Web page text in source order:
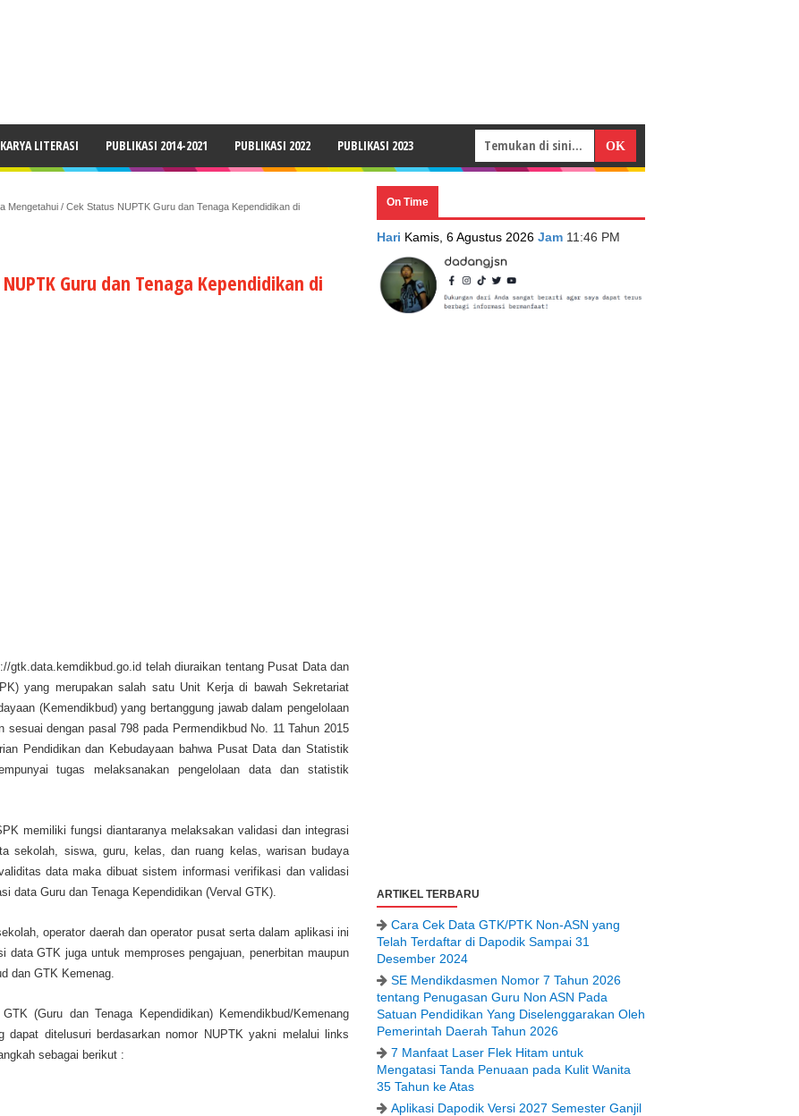
LITERASI PUBLIKASI 2014-2021 PUBLIKASI 2022 PUBLIKASI 2023
Mengetahui / Cek Status NUPTK Guru dan Tenaga Kependidikan di
Guru dan Tenaga Kependidikan di
gtk.data.kemdikbud.go.id telah diuraikan tentang Pusat Data dan
yang merupakan salah satu Unit Kerja di bawah Sekretariat
(Kemendikbud) yang bertanggung jawab dalam pengelolaan
dengan pasal 798 pada Permendikbud No. 11 Tahun 2015
Pendidikan dan Kebudayaan bahwa Pusat Data dan Statistik
tugas melaksanakan pengelolaan data dan statistik
memiliki fungsi diantaranya melaksakan validasi dan integrasi
sekolah, siswa, guru, kelas, dan ruang kelas, warisan budaya
data maka dibuat sistem informasi verifikasi dan validasi
data Guru dan Tenaga Kependidikan (Verval GTK).
operator daerah dan operator pusat serta dalam aplikasi ini
GTK juga untuk memproses pengajuan, penerbitan maupun
dan GTK Kemenag.
(Guru dan Tenaga Kependidikan) Kemendikbud/Kemenang
dapat ditelusuri berdasarkan nomor NUPTK yakni melalui links
sebagai berikut :
On Time
Hari Kamis, 6 Agustus 2026 Jam 11:46 PM
ARTIKEL TERBARU
Cara Cek Data GTK/PTK Non-ASN yang
Telah Terdaftar di Dapodik Sampai 31
Desember 2024
SE Mendikdasmen Nomor 7 Tahun 2026
tentang Penugasan Guru Non ASN Pada
Satuan Pendidikan Yang Diselenggarakan Oleh
Pemerintah Daerah Tahun 2026
7 Manfaat Laser Flek Hitam untuk
Mengatasi Tanda Penuaan pada Kulit Wanita
35 Tahun ke Atas
Aplikasi Dapodik Versi 2027 Semester Ganjil